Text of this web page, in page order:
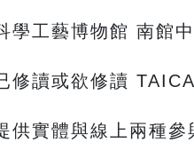
藝博物館 南館中
或欲修讀 TAICA
體與線上兩種參與